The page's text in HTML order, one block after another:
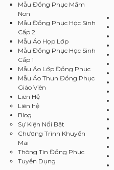
Mẫu Đồng Phục Mầm
Non
Mẫu Đồng Phục Học Sinh
Cấp 2
Mẫu Áo Họp Lớp
Mẫu Đồng Phục Học Sinh
Cấp 1
Mẫu Áo Lớp Đồng Phục
Mẫu Áo Thun Đồng Phục
Giáo Viên
Liên Hệ
Liên hệ
Blog
Sự Kiện Nổi Bật
Chương Trình Khuyến
Mãi
Thông Tin Đồng Phục
Tuyển Dụng